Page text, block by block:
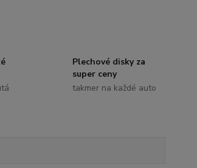
Plechové disky za
super ceny
takmer na každé auto